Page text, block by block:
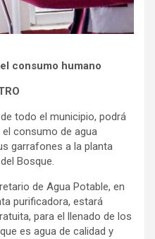
consumo humano
todo el municipio, podrá
consumo de agua
garrafones a la planta
Bosque.
de Agua Potable, en
purificadora, estará
para el llenado de los
es agua de calidad y